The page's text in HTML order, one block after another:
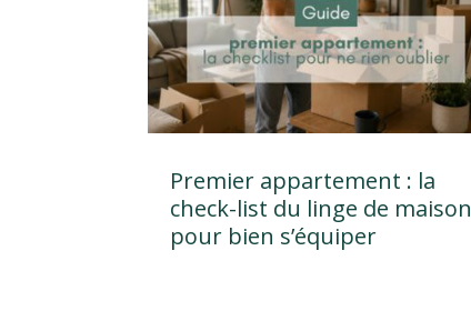
Premier appartement : la
check-list du linge de maison
pour bien s’équiper